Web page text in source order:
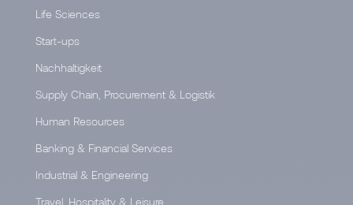
Life Sciences
Start-ups
Nachhaltigkeit
Supply Chain, Procurement & Logistik
Human Resources
Banking & Financial Services
Industrial & Engineering
Travel, Hospitality & Leisure